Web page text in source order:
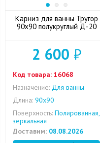
Карниз для ванны Тругор
90x90 полукруглый Д-20
2 600 ₽
Код товара: 16068
Назначение: Для ванны
Длина: 90x90
Поверхность: Полированная,
зеркальная
Доставим: 08.08.2026